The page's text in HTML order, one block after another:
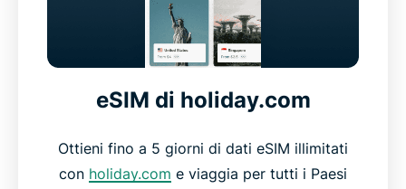
eSIM di holiday.com
Ottieni fino a 5 giorni di dati eSIM illimitati
con holiday.com e viaggia per tutti i Paesi